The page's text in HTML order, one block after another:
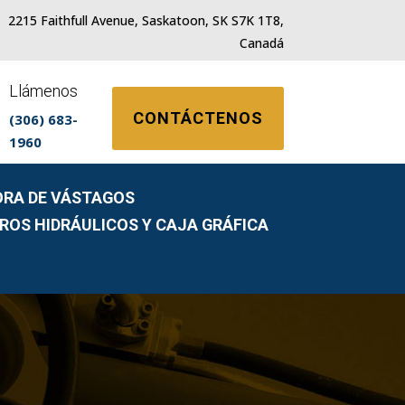
2215 Faithfull Avenue, Saskatoon, SK S7K 1T8,
Canadá
Llámenos
(306) 683-
1960
CONTÁCTENOS
DE VÁSTAGOS
HIDRÁULICOS Y CAJA GRÁFICA